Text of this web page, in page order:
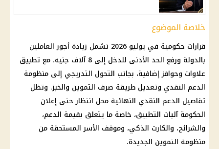
خلاصة الموضوع
قرارات حكومية في يوليو 2026 تشمل زيادة أجورالعاملين
بالدولة ورفع الحد الأدنى للدخل إلى 8 آلاف جنيه، مع تطبيق
علاوات وحوافز إضافية، بجانب التحول التدريجي إلى منظومة
الدعم النقدي وتعديل طريقة صرف التموين والخبز. وتظل
تفاصيل الدعم النقدي النهائية محل انتظار حتى إعلان
الحكومة آليات التطبيق، خاصة ما يتعلق بقيمة الدعم،
والشرائح، والكارت الذكي، وموقف الأسر المستحقة من
منظومة التموين الجديدة.